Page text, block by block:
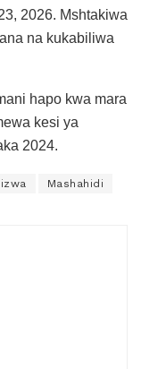
2026. Mshtakiwa
na kukabiliwa
hapo kwa mara
kesi ya
2024.
Mashahidi